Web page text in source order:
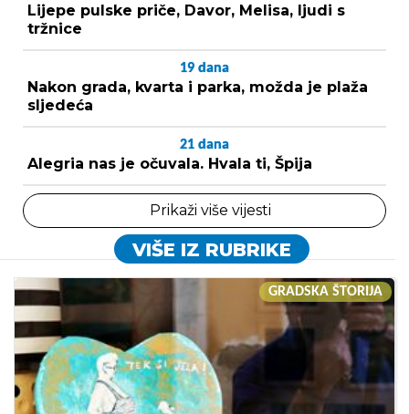
Lijepe pulske priče, Davor, Melisa, ljudi s
tržnice
19 dana
Nakon grada, kvarta i parka, možda je plaža
sljedeća
21 dana
Alegria nas je očuvala. Hvala ti, Špija
Prikaži više vijesti
VIŠE IZ RUBRIKE
GRADSKA ŠTORIJA